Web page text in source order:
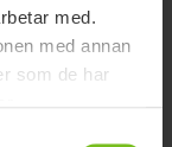
med.
med annan
som de har